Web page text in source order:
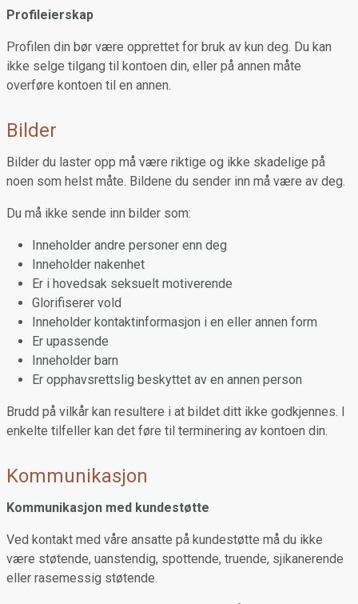
Profileierskap
Profilen din bør være opprettet for bruk av kun deg. Du kan
ikke selge tilgang til kontoen din, eller på annen måte
overføre kontoen til en annen.
Bilder
Bilder du laster opp må være riktige og ikke skadelige på
noen som helst måte. Bildene du sender inn må være av deg.
Du må ikke sende inn bilder som:
Inneholder andre personer enn deg
Inneholder nakenhet
Er i hovedsak seksuelt motiverende
Glorifiserer vold
Inneholder kontaktinformasjon i en eller annen form
Er upassende
Inneholder barn
Er opphavsrettslig beskyttet av en annen person
Brudd på vilkår kan resultere i at bildet ditt ikke godkjennes. I
enkelte tilfeller kan det føre til terminering av kontoen din.
Kommunikasjon
Kommunikasjon med kundestøtte
Ved kontakt med våre ansatte på kundestøtte må du ikke
være støtende, uanstendig, spottende, truende, sjikanerende
eller rasemessig støtende.